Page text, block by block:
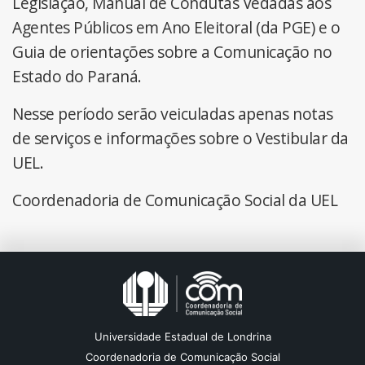
Agentes Públicos em Ano Eleitoral (da PGE) e o
Guia de orientações sobre a Comunicação no
Estado do Paraná.
Nesse período serão veiculadas apenas notas
de serviços e informações sobre o Vestibular da
UEL.
Coordenadoria de Comunicação Social da UEL
Universidade Estadual de Londrina
Coordenadoria de Comunicação Social